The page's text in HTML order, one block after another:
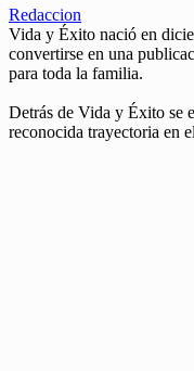
Redaccion
Vida y Éxito nació en
convertirse en una
para toda la familia.
Detrás de Vida y Éxito se
reconocida trayectoria en